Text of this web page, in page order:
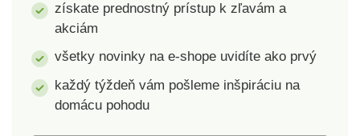
látok a výrobok je
bezpečný nad rámec
platných noriem. Možno
prať v práčke.
získate prednostný prístup k zľavám a
akciám
všetky novinky na e-shope uvidíte ako prvý
každý týždeň vám pošleme inšpiráciu na
domácu pohodu